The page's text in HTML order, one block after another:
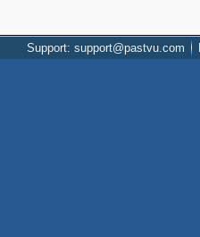
Support: support@pastvu.com